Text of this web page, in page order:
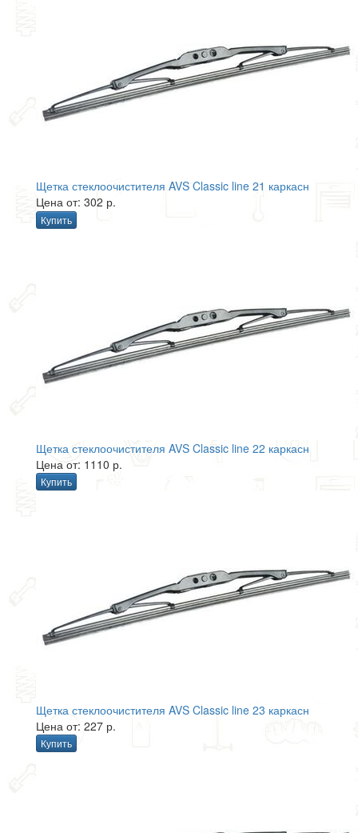
Щетка стеклоочистителя AVS Classic line 21 каркасн
Цена от: 302 р.
Купить
Щетка стеклоочистителя AVS Classic line 22 каркасн
Цена от: 1110 р.
Купить
Щетка стеклоочистителя AVS Classic line 23 каркасн
Цена от: 227 р.
Купить